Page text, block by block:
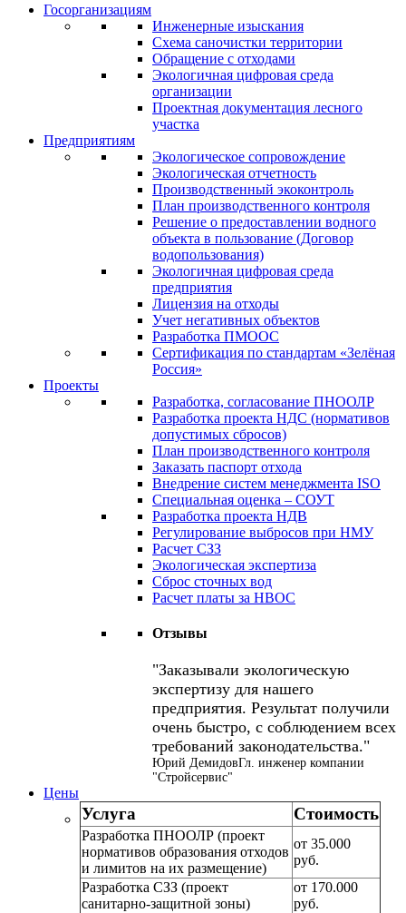
Госорганизациям
Инженерные изыскания
Схема саночистки территории
Обращение с отходами
Экологичная цифровая среда
организации
Проектная документация лесного
участка
Предприятиям
Экологическое сопровождение
Экологическая отчетность
Производственный экоконтроль
План производственного контроля
Решение о предоставлении водного
объекта в пользование (Договор
водопользования)
Экологичная цифровая среда
предприятия
Лицензия на отходы
Учет негативных объектов
Разработка ПМООС
Сертификация по стандартам «Зелёная
Россия»
Проекты
Разработка, согласование ПНООЛР
Разработка проекта НДС (нормативов
допустимых сбросов)
План производственного контроля
Заказать паспорт отхода
Внедрение систем менеджмента ISO
Специальная оценка – СОУТ
Разработка проекта НДВ
Регулирование выбросов при НМУ
Расчет СЗЗ
Экологическая экспертиза
Сброс сточных вод
Расчет платы за НВОС
Отзывы
Заказывали экологическую
экспертизу для нашего
предприятия. Результат получили
очень быстро, с соблюдением всех
требований законодательства.
Юрий ДемидовГл. инженер компании
"Стройсервис"
Цены
Услуга Стоимость
Разработка ПНООЛР (проект
нормативов образования отходов
и лимитов на их размещение)
от 35.000
руб.
Разработка СЗЗ (проект
санитарно-защитной зоны)
от 170.000
руб.